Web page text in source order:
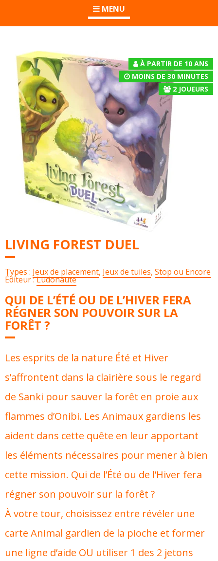
MENU
À PARTIR DE 10 ANS
MOINS DE 30 MINUTES
2 JOUEURS
LIVING FOREST DUEL
Types : Jeux de placement, Jeux de tuiles,Stop ou Encore
Éditeur :Ludonaute
QUI DE L’ÉTÉ OU DE L’HIVER FERA
RÉGNER SON POUVOIR SUR LA
FORÊT ?
Les esprits de la nature Été et Hiver
s’affrontent dans la clairière sous le regard
de Sanki pour sauver la forêt en proie aux
flammes d’Onibi. Les Animaux gardiens les
aident dans cette quête en leur apportant
les éléments nécessaires pour mener à bien
cette mission. Qui de l’Été ou de l’Hiver fera
régner son pouvoir sur la forêt ?
À votre tour, choisissez entre révéler une
carte Animal gardien de la pioche et former
une ligne d’aide OU utiliser 1 des 2 jetons